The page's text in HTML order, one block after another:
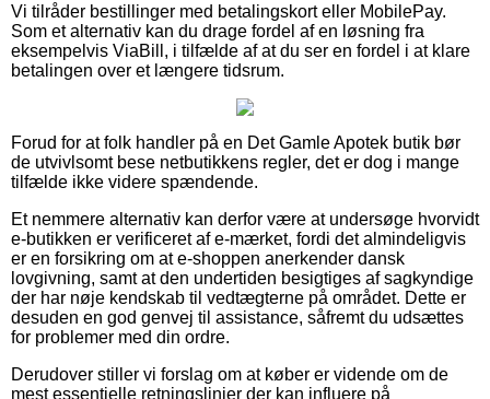
Vi tilråder bestillinger med betalingskort eller MobilePay.
Som et alternativ kan du drage fordel af en løsning fra
eksempelvis ViaBill, i tilfælde af at du ser en fordel i at klare
betalingen over et længere tidsrum.
Forud for at folk handler på en Det Gamle Apotek butik bør
de utvivlsomt bese netbutikkens regler, det er dog i mange
tilfælde ikke videre spændende.
Et nemmere alternativ kan derfor være at undersøge hvorvidt
e-butikken er verificeret af e-mærket, fordi det almindeligvis
er en forsikring om at e-shoppen anerkender dansk
lovgivning, samt at den undertiden besigtiges af sagkyndige
der har nøje kendskab til vedtægterne på området. Dette er
desuden en god genvej til assistance, såfremt du udsættes
for problemer med din ordre.
Derudover stiller vi forslag om at køber er vidende om de
mest essentielle retningslinjer der kan influere på